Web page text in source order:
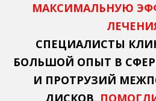
МАКСИМАЛЬНУЮ
СПЕЦИАЛИСТЫ
БОЛЬШОЙ ОПЫТ В
И ПРОТРУЗИЙ
ДИСКОВ,